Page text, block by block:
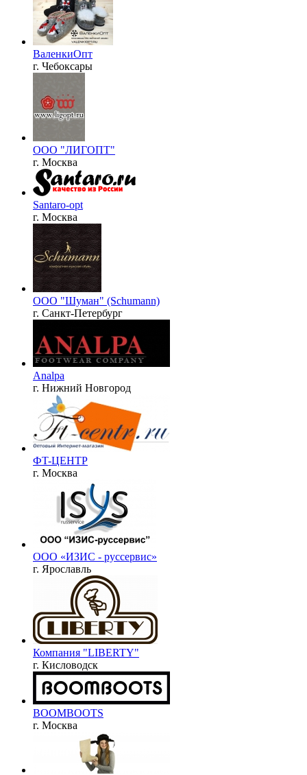
ВаленкиОпт
г. Чебоксары
ООО "ЛИГОПТ"
г. Москва
Santaro-opt
г. Москва
ООО "Шуман" (Schumann)
г. Санкт-Петербург
Analpa
г. Нижний Новгород
ФT-ЦЕНТР
г. Москва
ООО «ИЗИС - руссервис»
г. Ярославль
Компания "LIBERTY"
г. Кисловодск
BOOMBOOTS
г. Москва